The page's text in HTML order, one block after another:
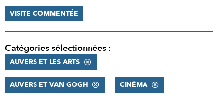
VISITE COMMENTÉE
Catégories sélectionnées :
AUVERS ET LES ARTS
AUVERS ET VAN GOGH CINÉMA